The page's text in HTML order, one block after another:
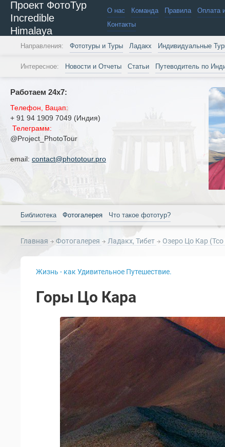
Проект ФотоТур
Incredible
Himalaya
О нас Команда Правила Оплата
Контакты
Направления: Фототуры и Туры Ладакх Индивидуальные
Интересное: Новости и Отчеты Статьи Путеводитель по
Работаем 24х7:
Телефон, Вацап:
+ 91 94 1909 7049 (Индия)
Телеграмм:
@Project_PhotoTour
email: contact@phototour.pro
Библиотека Фотогалерея Что такое фототур?
Главная Фотогалерея Ладакх, Тибет Озеро Цо Кар
Жизнь - как Удивительное Путешествие.
Горы Цо Кара